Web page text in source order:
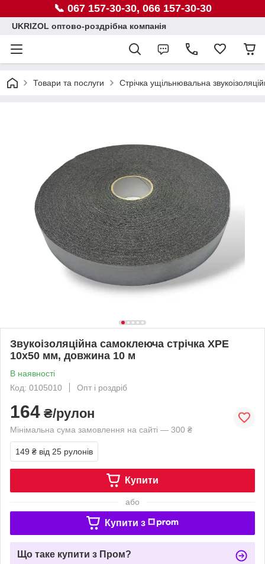
📞 067 157-30-30, 066 157-30-30
UKRIZOL оптово-роздрібна компанія
Товари та послуги Стрічка ущільнювальна
Звукоізоляційна самоклеюча стрічка XPE
10х50 мм, довжина 10 м
В наявності
Код: 0105010
Опт і роздріб
164 ₴/рулон
Мінімальна сума замовлення на сайті — 300 ₴
149 ₴ від 25 рулонів
Купити
або
Купити з
Що таке купити з Пром?